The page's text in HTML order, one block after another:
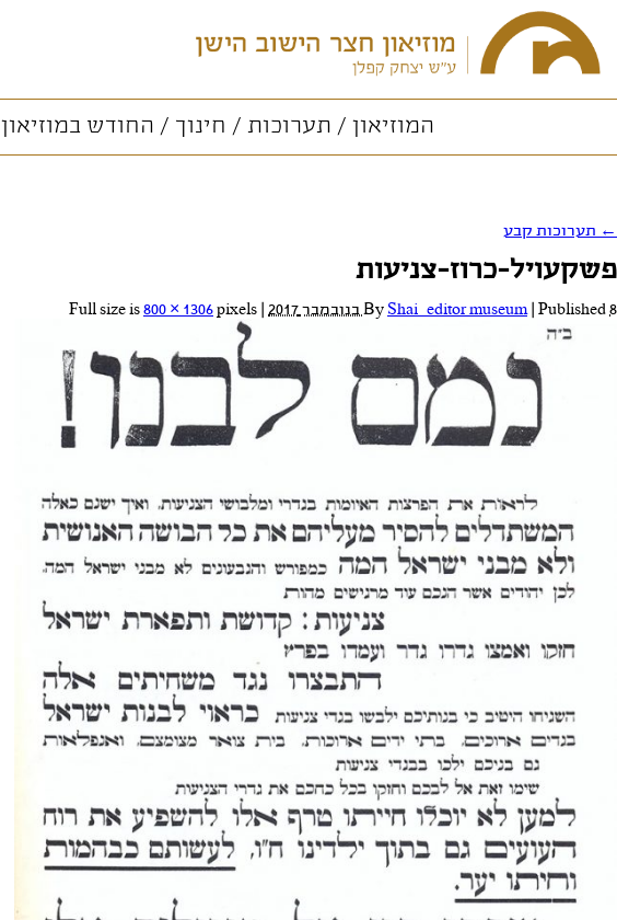
המוזיאון תערוכות חינוך החודש במוזיאון
← תערוכות קבע
פשקעויל-כרוז-צניעות
By Shai_editor museum Published8 בנובמבר 2017 800 × 1306pixels